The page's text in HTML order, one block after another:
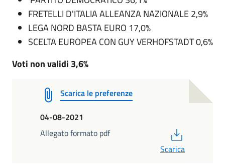
FRETELLI D'ITALIA ALLEANZA NAZIONALE 2,9%
LEGA NORD BASTA EURO 17,0%
SCELTA EUROPEA CON GUY VERHOFSTADT 0,6%
Voti non validi 3,6%
Scarica le preferenze
04-08-2021
Allegato formato pdf
Scarica